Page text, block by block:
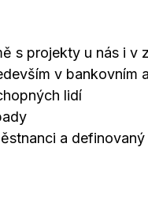
s projekty u nás i v
v bankovním
lidí
a